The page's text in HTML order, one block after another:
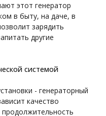
этот генератор
в быту, на даче, в
зарядить
другие
системой
- генераторный
качество
продолжительность